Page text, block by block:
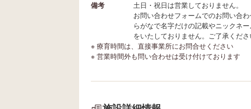
備考
土日・祝日は営業しておりません。
お問い合わせフォームでのお問い合
らがなで名字だけの記載やニックネ
をいたしておりません。ご了承くださ
※ 療育時間は、直接事業所にお問合せください
※ 営業時間外も問い合わせは受け付けております